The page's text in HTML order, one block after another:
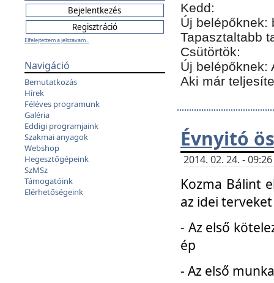
Elfelejtettem a jelszavam...
Navigáció
Bemutatkozás
Hírek
Féléves programunk
Galéria
Eddigi programjaink
Szakmai anyagok
Webshop
Hegesztőgépeink
SzMSz
Támogatóink
Elérhetőségeink
Kedd:
Új belépőknek:
Tapasztaltabb
Csütörtök:
Új belépőknek:
Aki már
Évnyitó
2014. 02. 24. -
Kozma Bálint
az idei
- Az első
ép
- Az első